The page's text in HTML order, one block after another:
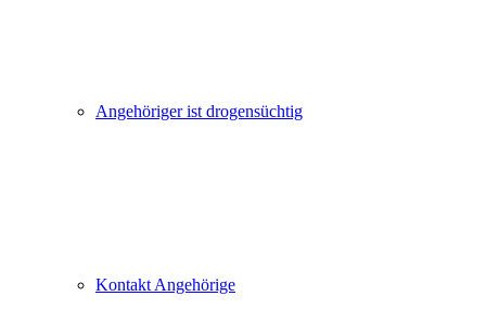
Angehöriger ist drogensüchtig
Kontakt Angehörige